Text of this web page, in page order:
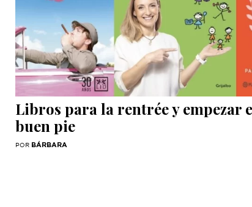
Libros para la rentrée y empezar
buen pie
POR BÁRBARA